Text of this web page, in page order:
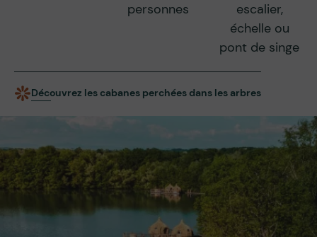
personnes
escalier,
échelle ou
pont de singe
Découvrez les cabanes perchées dans les arbres